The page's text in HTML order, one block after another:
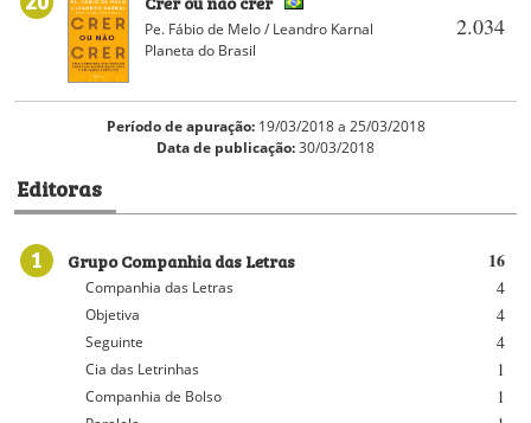
2.034
Pe. Fábio de Melo / Leandro Karnal
Planeta do Brasil
Período de apuração:19/03/2018 a 25/03/2018
Data de publicação:30/03/2018
Editoras
1 16
Grupo Companhia das Letras
4
Companhia das Letras
4
Objetiva
4
Seguinte
1
Cia das Letrinhas
1
Companhia de Bolso